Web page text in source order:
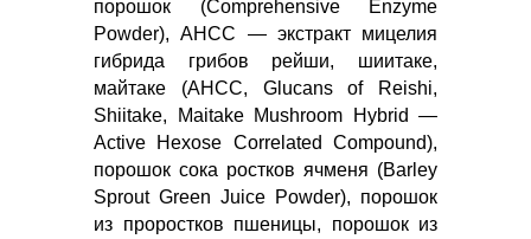
порошок (Comprehensive Enzyme
Powder), AHCC — экстракт мицелия
гибрида грибов рейши, шиитаке,
майтаке (AHCC, Glucans of Reishi,
Shiitake, Maitake Mushroom Hybrid —
Active Hexose Correlated Compound),
порошок сока ростков ячменя (Barley
Sprout Green Juice Powder), порошок
из проростков пшеницы, порошок из